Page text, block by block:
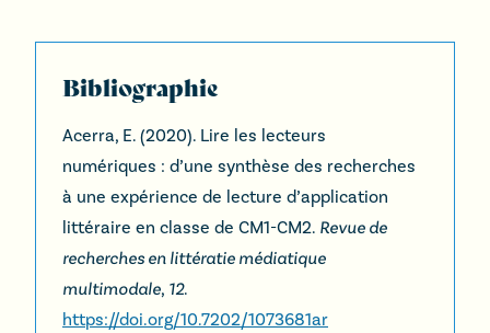
Bibliographie
Acerra, E. (2020). Lire les lecteurs
numériques : d’une synthèse des recherches
à une expérience de lecture d’application
littéraire en classe de CM1-CM2. Revue de
recherches en littératie médiatique
multimodale, 12.
https://doi.org/10.7202/1073681ar